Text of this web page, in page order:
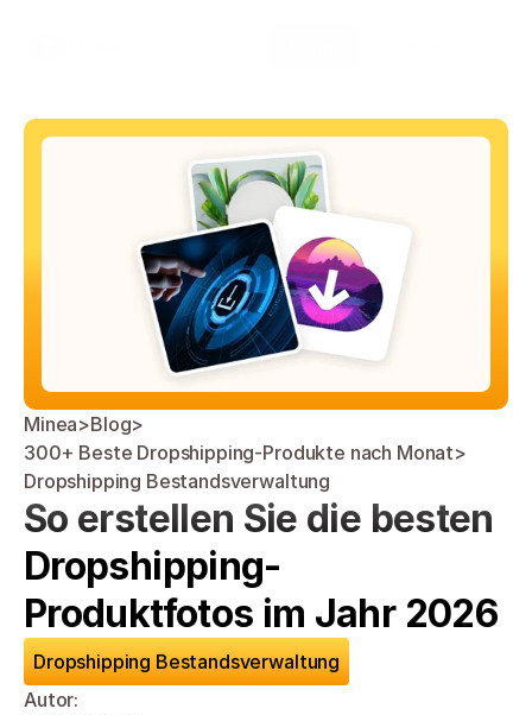
Minea>Blog>
300+ Beste Dropshipping-Produkte nach Monat>
Dropshipping Bestandsverwaltung
So erstellen Sie die besten
Dropshipping-
Produktfotos im Jahr 2026
Dropshipping Bestandsverwaltung
Autor: